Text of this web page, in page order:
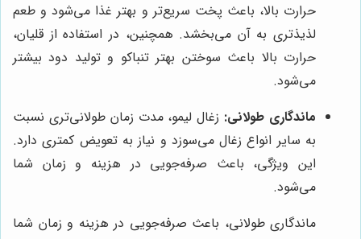
حرارت بالا، باعث پخت سریع‌تر و بهتر غذا می‌شود و طعم
لذیذتری به آن می‌بخشد. همچنین، در استفاده از قلیان،
حرارت بالا باعث سوختن بهتر تنباکو و تولید دود بیشتر
می‌شود.
ماندگاری طولانی: زغال لیمو، مدت زمان طولانی‌تری نسبت
به سایر انواع زغال می‌سوزد و نیاز به تعویض کمتری دارد.
این ویژگی، باعث صرفه‌جویی در هزینه و زمان شما
می‌شود.
ماندگاری طولانی، باعث صرفه‌جویی در هزینه و زمان شما